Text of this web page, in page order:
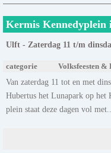
Kermis Kennedyplein
Ulft - Zaterdag 11 t/m
categorie Volksfeesten &
Van zaterdag 11 tot en met
Hubertus het Lunapark op
plein staat deze dagen vol